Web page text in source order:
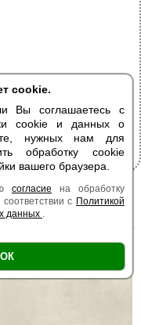
cookie.
Вы соглашаетесь с
cookie и данных о
нужных нам для
обработку cookie
вашего браузера.
согласие на обработку
с Политикой
данных .
ОК
|